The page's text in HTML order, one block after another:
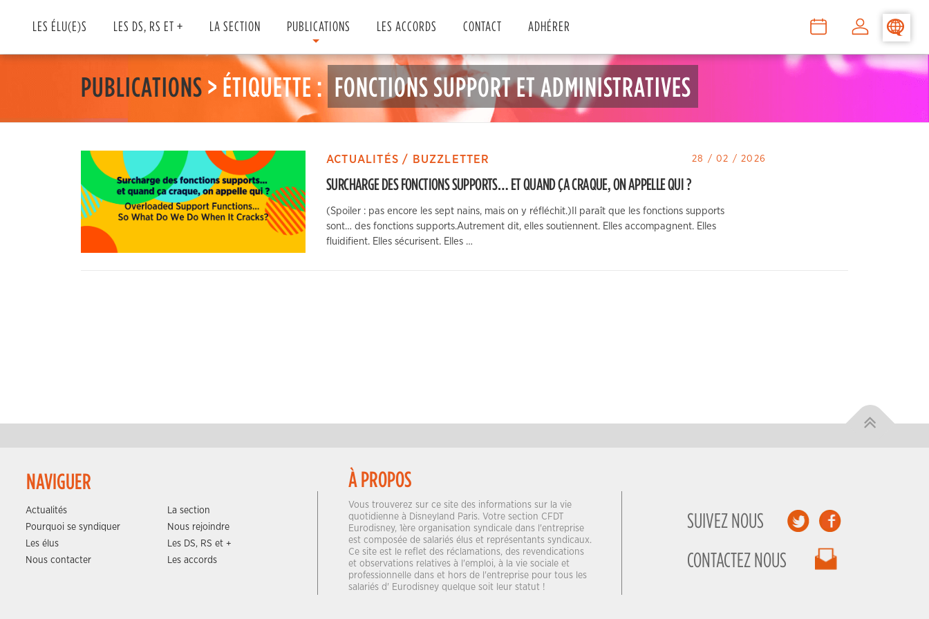
LES ÉLU(E)S LES DS, RS ET + LA SECTION PUBLICATIONS LES ACCORDS CONTACT
ADHÉRER
–
–
PUBLICATIONS > ÉTIQUETTE : FONCTIONS SUPPORT ET ADMINISTRATIVES
ACTUALITÉS / BUZZLETTER 28 / 02 / 2026
SURCHARGE DES FONCTIONS SUPPORTS… ET QUAND ÇA CRAQUE, ON APPELLE QUI ?
(Spoiler : pas encore les sept nains, mais on y réfléchit.)Il paraît que les fonctions supports
sont… des fonctions supports.Autrement dit, elles soutiennent. Elles accompagnent. Elles
fluidifient. Elles sécurisent. Elles …
NAVIGUER
Actualités
La section
Pourquoi se syndiquer
Nous rejoindre
Les élus
Les DS, RS et +
Nous contacter
Les accords
À PROPOS
Vous trouverez sur ce site des informations sur la vie
quotidienne à Disneyland Paris. Votre section CFDT
Eurodisney, 1ère organisation syndicale dans l'entreprise
est composée de salariés élus et représentants syndicaux.
Ce site est le reflet des réclamations, des revendications
et observations relatives à l'emploi, à la vie sociale et
professionnelle dans et hors de l'entreprise pour tous les
salariés d' Eurodisney quelque soit leur statut !
SUIVEZ NOUS
CONTACTEZ NOUS